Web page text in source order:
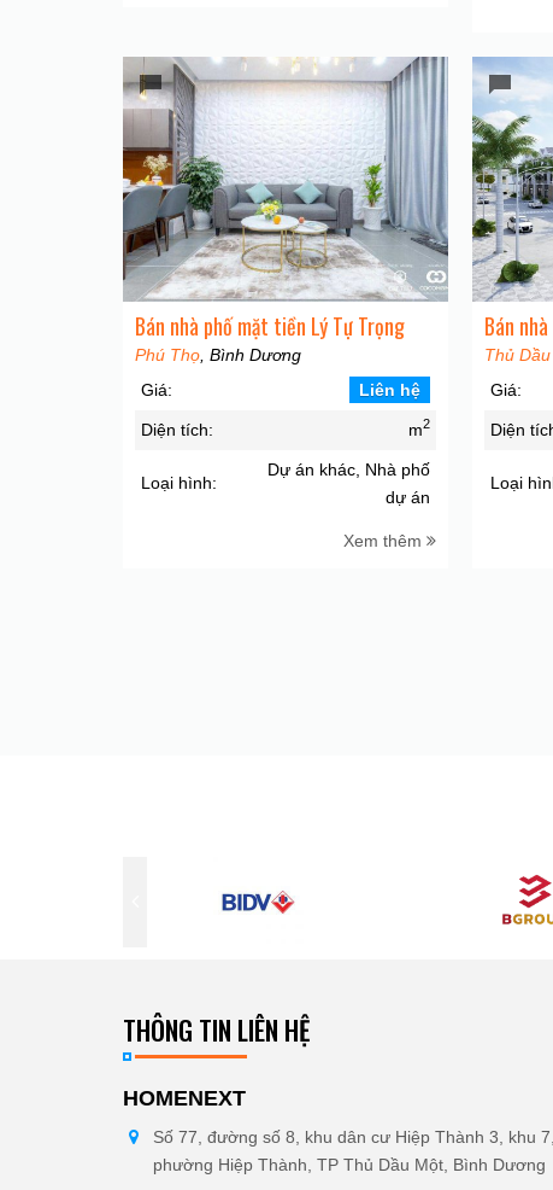
Bán nhà phố mặt tiền Lý Tự Trọng
Phú Thọ , Bình Dương
Giá:
Liên hệ
Diện tích: m2
Loại hình:
Dự án khác, Nhà phố
dự án
Xem thêm
Bán
Thủ
Giá:
Diện
Loại
THÔNG TIN LIÊN HỆ
HOMENEXT
Số 77, đường số 8, khu dân cư Hiệp Thành 3, khu 7,
phường Hiệp Thành, TP Thủ Dầu Một, Bình Dương